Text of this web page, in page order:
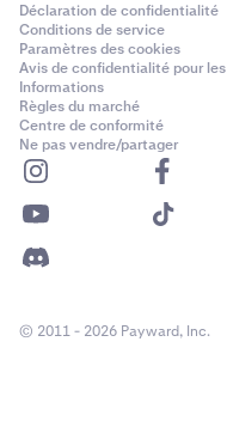
Déclaration de confidentialité
Conditions de service
Paramètres des cookies
Avis de confidentialité pour
Informations
Règles du marché
Centre de conformité
Ne pas vendre/partager
© 2011 - 2026 Payward, Inc.